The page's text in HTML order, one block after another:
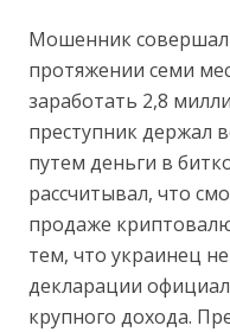
Мошенник
протяжении семи
заработать 2,8
преступник держал
путем деньги в
рассчитывал, что
продаже
тем, что украинец
декларации
крупного дохода.